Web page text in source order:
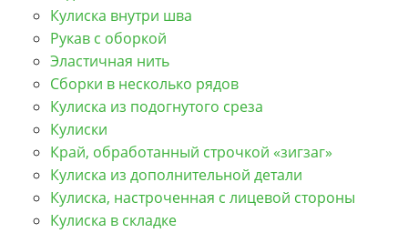
Кулиска внутри шва
Рукав с оборкой
Эластичная нить
Сборки в несколько рядов
Кулиска из подогнутого среза
Кулиски
Край, обработанный строчкой «зигзаг»
Кулиска из дополнительной детали
Кулиска, настроченная с лицевой стороны
Кулиска в складке